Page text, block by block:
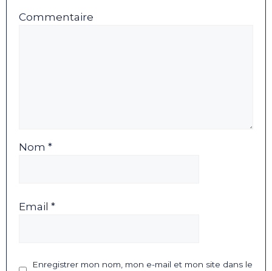
Commentaire
Nom *
Email *
Enregistrer mon nom, mon e-mail et mon site dans le